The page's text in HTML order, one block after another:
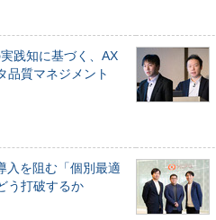
践知に基づく、AX
品質マネジメント
入を阻む「個別最適
う打破するか